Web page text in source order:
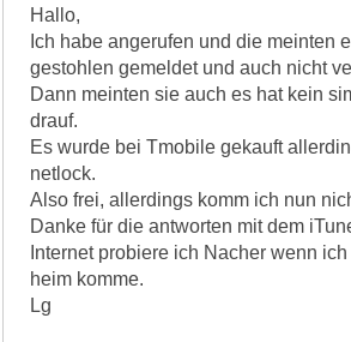
Hallo,
Ich habe angerufen und die meinten
gestohlen gemeldet und auch nicht
Dann meinten sie auch es hat kein
drauf.
Es wurde bei Tmobile gekauft
netlock.
Also frei, allerdings komm ich nun
Danke für die antworten mit dem
Internet probiere ich Nacher wenn
heim komme.
Lg